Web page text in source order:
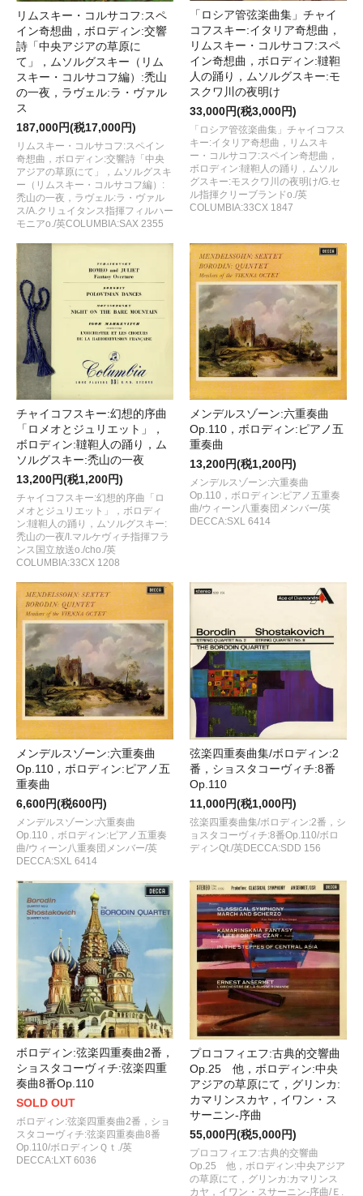
リムスキー・コルサコフ:スペ
イン奇想曲，ボロディン:交響
詩「中央アジアの草原に
て」，ムソルグスキー（リム
スキー・コルサコフ編）:禿山
の一夜，ラヴェル:ラ・ヴァル
ス
187,000円(税17,000円)
リムスキー・コルサコフ:スペイン
奇想曲，ボロディン:交響詩「中央
アジアの草原にて」，ムソルグスキ
ー（リムスキー・コルサコフ編）:
禿山の一夜，ラヴェル:ラ・ヴァル
ス/A.クリュイタンス指揮フィルハー
モニアo./英COLUMBIA:SAX 2355
「ロシア管弦楽曲集」チャイ
コフスキー:イタリア奇想曲，
リムスキー・コルサコフ:スペ
イン奇想曲，ボロディン:韃靼
人の踊り，ムソルグスキー:モ
スクワ川の夜明け
33,000円(税3,000円)
「ロシア管弦楽曲集」チャイコフス
キー:イタリア奇想曲，リムスキ
ー・コルサコフ:スペイン奇想曲，
ボロディン:韃靼人の踊り，ムソル
グスキー:モスクワ川の夜明け/G.セ
ル指揮クリーブランドo./英
COLUMBIA:33CX 1847
チャイコフスキー:幻想的序曲
「ロメオとジュリエット」，
ボロディン:韃靼人の踊り，ム
ソルグスキー:禿山の一夜
13,200円(税1,200円)
チャイコフスキー:幻想的序曲「ロ
メオとジュリエット」，ボロディ
ン:韃靼人の踊り，ムソルグスキー:
禿山の一夜/I.マルケヴィチ指揮フラ
ンス国立放送o./cho./英
COLUMBIA:33CX 1208
メンデルスゾーン:六重奏曲
Op.110，ボロディン:ピアノ五
重奏曲
13,200円(税1,200円)
メンデルスゾーン:六重奏曲
Op.110，ボロディン:ピアノ五重奏
曲/ウィーン八重奏団メンバー/英
DECCA:SXL 6414
メンデルスゾーン:六重奏曲
Op.110，ボロディン:ピアノ五
重奏曲
6,600円(税600円)
メンデルスゾーン:六重奏曲
Op.110，ボロディン:ピアノ五重奏
曲/ウィーン八重奏団メンバー/英
DECCA:SXL 6414
弦楽四重奏曲集/ボロディン:2
番，ショスタコーヴィチ:8番
Op.110
11,000円(税1,000円)
弦楽四重奏曲集/ボロディン:2番，シ
ョスタコーヴィチ:8番Op.110/ボロ
ディンQt./英DECCA:SDD 156
ボロディン:弦楽四重奏曲2番，
ショスタコーヴィチ:弦楽四重
奏曲8番Op.110
SOLD OUT
ボロディン:弦楽四重奏曲2番，ショ
スタコーヴィチ:弦楽四重奏曲8番
Op.110/ボロディンＱｔ./英
DECCA:LXT 6036
プロコフィエフ:古典的交響曲
Op.25 他，ボロディン:中央
アジアの草原にて，グリンカ:
カマリンスカヤ，イワン・ス
サーニン-序曲
55,000円(税5,000円)
プロコフィエフ:古典的交響曲
Op.25 他，ボロディン:中央アジア
の草原にて，グリンカ:カマリンス
カヤ，イワン・スサーニン-序曲/Ｅ.